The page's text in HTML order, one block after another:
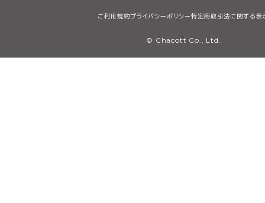
ご利用規約プライバシーポリシー特定商取引法に関する表
© Chacott Co., Ltd.